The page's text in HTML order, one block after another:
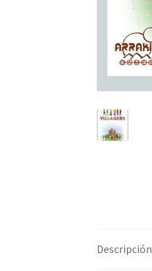
Descripción